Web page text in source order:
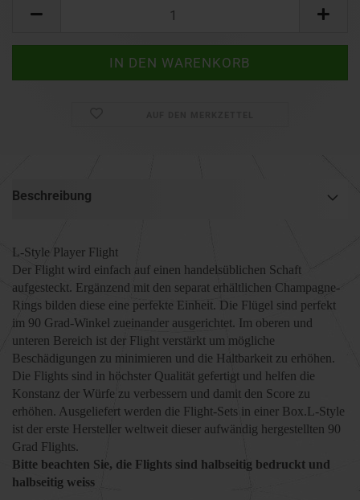
Beschreibung
L-Style Player Flight
Der Flight wird einfach auf einen handelsüblichen Schaft
aufgesteckt. Ergänzend mit den separat erhältlichen Champagne-
Rings bilden diese eine perfekte Einheit. Die Flügel sind perfekt
im 90 Grad-Winkel zueinander ausgerichtet. Im oberen und
unteren Bereich ist der Flight verstärkt um mögliche
Beschädigungen zu minimieren und die Haltbarkeit zu erhöhen.
Die Flights sind in höchster Qualität gefertigt und helfen die
Konstanz der Würfe zu verbessern und damit den Score zu
erhöhen. Ausgeliefert werden die Flight-Sets in einer Box.L-Style
ist der erste Hersteller weltweit dieser aufwändig hergestellten 90
Grad Flights.
Bitte beachten Sie, die Flights sind halbseitig bedruckt und
halbseitig weiss